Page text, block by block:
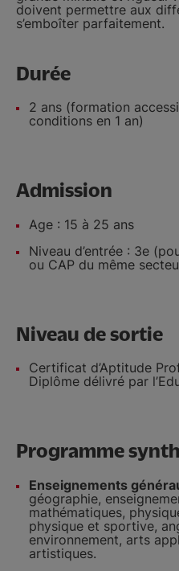
doivent permettre aux
s’emboîter parfaitement.
Durée
2 ans (formation
conditions en 1 an)
Admission
Age : 15 à 25 ans
Niveau d’entrée : 3e
ou CAP du même
Niveau de sortie
Certificat d’Aptitude
Diplôme délivré par
Programme
Enseignements
géographie,
mathématiques,
physique et sportive,
environnement, arts
artistiques.